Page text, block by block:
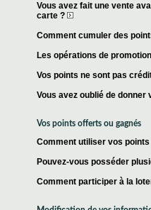
Vous avez fait une vente
carte ?
Comment cumuler des
Les opérations de
Vos points ne sont pas
Vous avez oublié de
Vos points offerts ou gagnés
Comment utiliser vos
Pouvez-vous posséder
Comment participer à la